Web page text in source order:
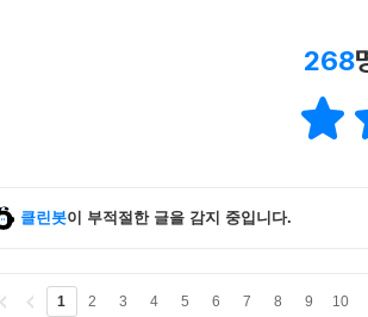
268
클린봇이 부적절한 글을 감지 중입니다.
1 2 3 4 5 6 7 8 9 10